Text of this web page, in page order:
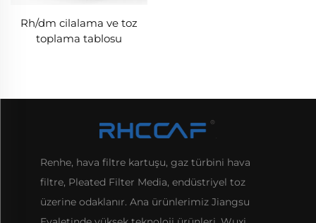
Rh/dm cilalama ve toz
toplama tablosu
Renhe, hava filtre kartuşu, gaz türbini hava
filtre, Pleated Filter Media, endüstriyel toz
üzerine odaklanır. Ana ürünlerimiz Jiangsu